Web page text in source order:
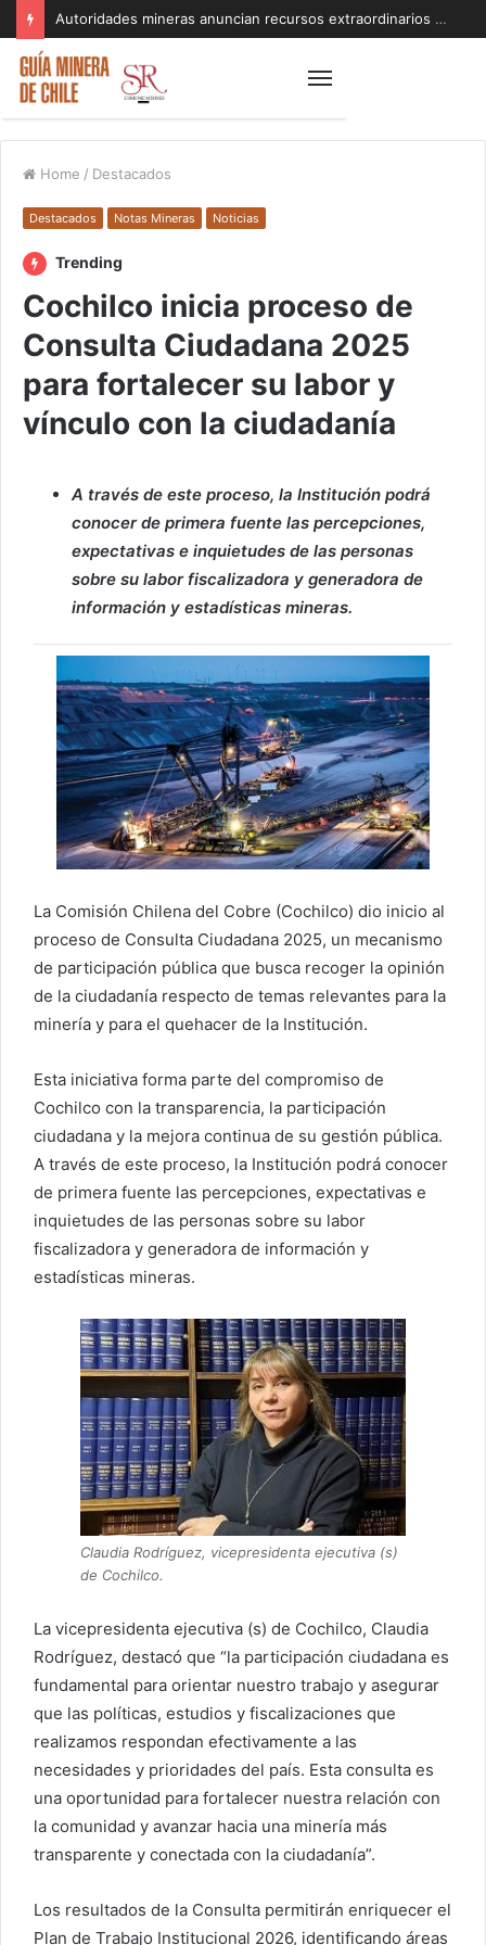
Autoridades mineras anuncian recursos extraordinarios para pequeños mineros afectados por el sistema frontal en Coquimbo y Atacama
Home / Destacados
Destacados Notas Mineras Noticias
Trending
Cochilco inicia proceso de
Consulta Ciudadana 2025
para fortalecer su labor y
vínculo con la ciudadanía
A través de este proceso, la Institución podrá
conocer de primera fuente las percepciones,
expectativas e inquietudes de las personas
sobre su labor fiscalizadora y generadora de
información y estadísticas mineras.
La Comisión Chilena del Cobre (Cochilco) dio inicio al
proceso de Consulta Ciudadana 2025, un mecanismo
de participación pública que busca recoger la opinión
de la ciudadanía respecto de temas relevantes para la
minería y para el quehacer de la Institución.
Esta iniciativa forma parte del compromiso de
Cochilco con la transparencia, la participación
ciudadana y la mejora continua de su gestión pública.
A través de este proceso, la Institución podrá conocer
de primera fuente las percepciones, expectativas e
inquietudes de las personas sobre su labor
fiscalizadora y generadora de información y
estadísticas mineras.
Claudia Rodríguez, vicepresidenta ejecutiva (s)
de Cochilco.
La vicepresidenta ejecutiva (s) de Cochilco, Claudia
Rodríguez, destacó que “la participación ciudadana es
fundamental para orientar nuestro trabajo y asegurar
que las políticas, estudios y fiscalizaciones que
realizamos respondan efectivamente a las
necesidades y prioridades del país. Esta consulta es
una oportunidad para fortalecer nuestra relación con
la comunidad y avanzar hacia una minería más
transparente y conectada con la ciudadanía”.
Los resultados de la Consulta permitirán enriquecer el
Plan de Trabajo Institucional 2026, identificando áreas